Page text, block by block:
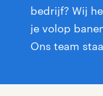
bedrijf? Wij
je volop
Ons team